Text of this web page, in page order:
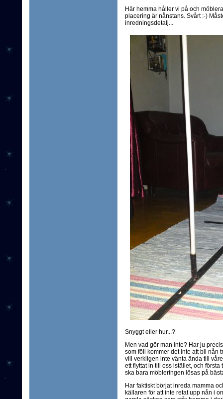
Här hemma håller vi på och
placering är nånstans. Svårt :-)
inredningsdetalj...
Snyggt eller hur...?
Men vad gör man inte? Har ju
som föll kommer det inte att bli nån
vill verkligen inte vänta ända till
ett flyttat in till oss istället, och
ska bara möbleringen lösas på
Har faktiskt börjat inreda mamma
källaren för att inte retat upp nån i